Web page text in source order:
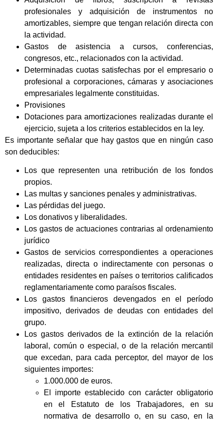
profesionales y adquisición de instrumentos no
amortizables, siempre que tengan relación directa con
la actividad.
Gastos de asistencia a cursos, conferencias,
congresos, etc., relacionados con la actividad.
Determinadas cuotas satisfechas por el empresario o
profesional a corporaciones, cámaras y asociaciones
empresariales legalmente constituidas.
Provisiones
Dotaciones para amortizaciones realizadas durante el
ejercicio, sujeta a los criterios establecidos en la ley.
Es importante señalar que hay gastos que en ningún caso
son deducibles:
Los que representen una retribución de los fondos
propios.
Las multas y sanciones penales y administrativas.
Las pérdidas del juego.
Los donativos y liberalidades.
Los gastos de actuaciones contrarias al ordenamiento
jurídico
Gastos de servicios correspondientes a operaciones
realizadas, directa o indirectamente con personas o
entidades residentes en países o territorios calificados
reglamentariamente como paraísos fiscales.
Los gastos financieros devengados en el período
impositivo, derivados de deudas con entidades del
grupo.
Los gastos derivados de la extinción de la relación
laboral, común o especial, o de la relación mercantil
que excedan, para cada perceptor, del mayor de los
siguientes importes:
1.000.000 de euros.
El importe establecido con carácter obligatorio
en el Estatuto de los Trabajadores, en su
normativa de desarrollo o, en su caso, en la